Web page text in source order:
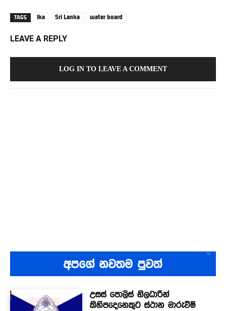
TAGS lka Sri Lanka water board
LEAVE A REPLY
LOG IN TO LEAVE A COMMENT
අපගේ නවතම පුවත්
උසස් පොලිස් නිලධාරීන්
කිහිපදෙනෙකුට ස්ථාන මාරුවීම්